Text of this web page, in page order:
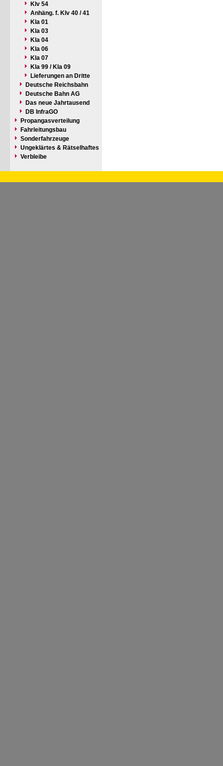
Klv 54
Anhäng. f. Klv 40 / 41
Kla 01
Kla 03
Kla 04
Kla 06
Kla 07
Kla 99 / Kla 09
Lieferungen an Dritte
Deutsche Reichsbahn
Deutsche Bahn AG
Das neue Jahrtausend
DB InfraGO
Propangasverteilung
Fahrleitungsbau
Sonderfahrzeuge
Ungeklärtes & Rätselhaftes
Verbleibe